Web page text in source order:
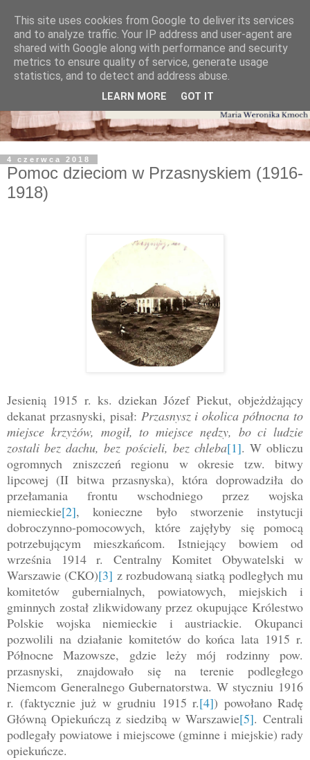
4 czerwca 2018
Pomoc dzieciom w Przasnyskiem (1916-
1918)
Jesienią 1915 r. ks. dziekan Józef Piekut, objeżdżający
dekanat przasnyski, pisał: Przasnysz i okolica północna to
miejsce krzyżów, mogił, to miejsce nędzy, bo ci ludzie
zostali bez dachu, bez pościeli, bez chleba[1]. W obliczu
ogromnych zniszczeń regionu w okresie tzw. bitwy
lipcowej (II bitwa przasnyska), która doprowadziła do
przełamania frontu wschodniego przez wojska
niemieckie[2], konieczne było stworzenie instytucji
dobroczynno-pomocowych, które zajęłyby się pomocą
potrzebującym mieszkańcom. Istniejący bowiem od
września 1914 r. Centralny Komitet Obywatelski w
Warszawie (CKO)[3] z rozbudowaną siatką podległych mu
komitetów gubernialnych, powiatowych, miejskich i
gminnych został zlikwidowany przez okupujące Królestwo
Polskie wojska niemieckie i austriackie. Okupanci
pozwolili na działanie komitetów do końca lata 1915 r.
Północne Mazowsze, gdzie leży mój rodzinny pow.
przasnyski, znajdowało się na terenie podległego
Niemcom Generalnego Gubernatorstwa. W styczniu 1916
r. (faktycznie już w grudniu 1915 r.[4]) powołano Radę
Główną Opiekuńczą z siedzibą w Warszawie[5]. Centrali
podlegały powiatowe i miejscowe (gminne i miejskie) rady
opiekuńcze.
This site uses cookies from Google to deliver its services
and to analyze traffic. Your IP address and user-agent are
shared with Google along with performance and security
metrics to ensure quality of service, generate usage
statistics, and to detect and address abuse.
LEARN MORE GOT IT